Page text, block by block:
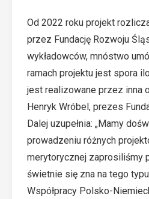
Od 2022 roku projekt
przez Fundację Rozwoju
wykładowców, mnóstwo
ramach projektu jest spora
jest realizowane przez inna
Henryk Wróbel, prezes
Dalej uzupełnia: „Mamy
prowadzeniu różnych
merytorycznej zaprosiliśmy
świetnie się zna na tego
Współpracy Polsko-